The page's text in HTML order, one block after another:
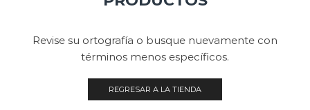
Revise su ortografía o busque nuevamente con
términos menos específicos.
REGRESAR A LA TIENDA